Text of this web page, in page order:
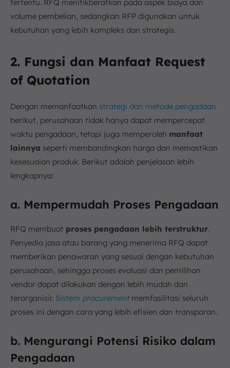
tertentu. RFQ menitikberatkan pada aspek biaya dan
volume pembelian, sedangkan RFP digunakan untuk
kebutuhan yang lebih kompleks dan strategis.
2. Fungsi dan Manfaat Request
of Quotation
Dengan memanfaatkan strategi dan metode pengadaan
berikut, perusahaan tidak hanya dapat mempercepat
waktu pengadaan, tetapi juga memperoleh manfaat
lainnya seperti membandingkan harga dan memastikan
kesesuaian produk. Berikut adalah penjelasan lebih
lengkapnya:
a. Mempermudah Proses Pengadaan
RFQ membuat proses pengadaan lebih terstruktur.
Penyedia jasa atau barang yang menerima RFQ dapat
memberikan penawaran yang sesuai dengan kebutuhan
perusahaan, sehingga proses evaluasi dan pemilihan
vendor dapat dilakukan dengan lebih mudah dan
terorganisir. Sistem procurementmemfasilitasi seluruh
proses ini dengan cara yang lebih efisien dan transparan.
b. Mengurangi Potensi Risiko dalam
Pengadaan